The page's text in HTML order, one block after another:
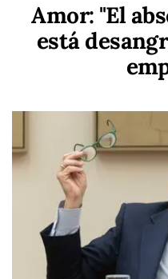
Amor: "El
está